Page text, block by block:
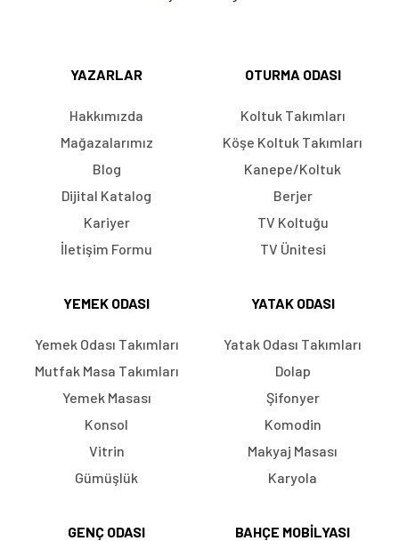
YAZARLAR
Hakkımızda
Mağazalarımız
Blog
Dijital Katalog
Kariyer
İletişim Formu
OTURMA ODASI
Koltuk Takımları
Köşe Koltuk Takımları
Kanepe/Koltuk
Berjer
TV Koltuğu
TV Ünitesi
YEMEK ODASI
Yemek Odası Takımları
Mutfak Masa Takımları
Yemek Masası
Konsol
Vitrin
Gümüşlük
YATAK ODASI
Yatak Odası Takımları
Dolap
Şifonyer
Komodin
Makyaj Masası
Karyola
GENÇ ODASI BAHÇE MOBILYASI